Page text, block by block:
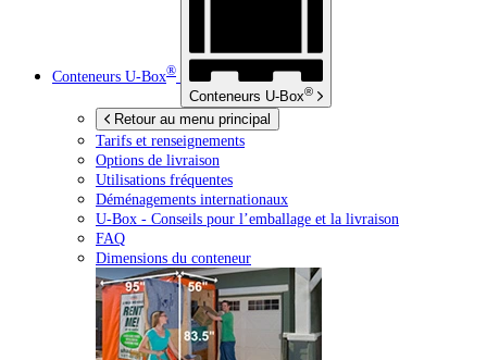
Conteneurs U-Box®
Conteneurs U-Box®
Retour au menu principal
Tarifs et renseignements
Options de livraison
Utilisations fréquentes
Déménagements internationaux
U-Box - Conseils pour l’emballage et la livraison
FAQ
Dimensions du conteneur